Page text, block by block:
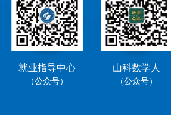
就业指导中心
（公众号）
山科数学人
（公众号）